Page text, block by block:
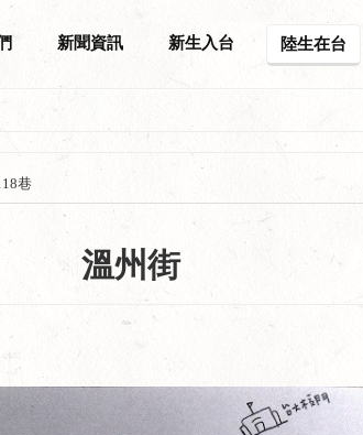
新聞資訊 新生入台 陸生在台
巷
溫州街